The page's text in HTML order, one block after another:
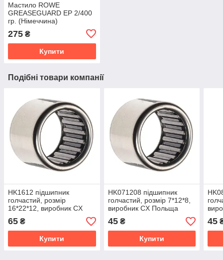
Мастило ROWE
GREASEGUARD EP 2/400
гр. (Німеччина)
275 ₴
Купити
Подібні товари компанії
HK1612 підшипник
голчастий, розмір
16*22*12, виробник CX
Польща
65 ₴
Купити
HK071208 підшипник
голчастий, розмір 7*12*8,
виробник CX Польща
45₴
Купити
45